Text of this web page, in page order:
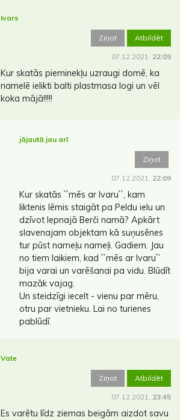
Ivars
Ziņot Atbildēt
07.12.2021. 22:09
Kur skatās pieminekļu uzraugi domē, ka
namelē ielikti balti plastmasa logi un vēl
koka mājā!!!!!
jājautā jau arī
Ziņot
07.12.2021. 22:09
Kur skatās ``mēs ar Ivaru``, kam
liktenis lēmis staigāt pa Peldu ielu un
dzīvot lepnajā Berči namā? Apkārt
slavenajam objektam kā suņusēnes
tur pūst nameļu nameļi. Gadiem. Jau
no tiem laikiem, kad ``mēs ar Ivaru``
bija varai un varēšanai pa vidu. Blūdīt
mazāk vajag.
Un steidzīgi iecelt - vienu par mēru,
otru par vietnieku. Lai no turienes
pablūdī.
Vate
Ziņot Atbildēt
07.12.2021. 23:45
Es varētu līdz ziemas beigām aizdot savu